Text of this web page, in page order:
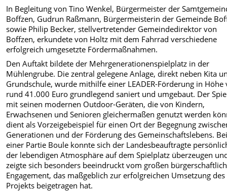
In Begleitung von Tino Wenkel, Bürgermeister der
Boffzen, Gudrun Raßmann, Bürgermeisterin der Gemeinde
sowie Philip Becker, stellvertretender Gemeindedirektor von
Boffzen, erkundete von Holtz mit dem Fahrrad verschiedene
erfolgreich umgesetzte Fördermaßnahmen.
Den Auftakt bildete der Mehrgenerationenspielplatz in der
Mühlengrube. Die zentral gelegene Anlage, direkt neben Kita
Grundschule, wurde mithilfe einer LEADER-Förderung in Höhe
rund 41.000 Euro grundlegend saniert und umgebaut. Der
mit seinen modernen Outdoor-Geräten, die von Kindern,
Erwachsenen und Senioren gleichermaßen genutzt werden
dient als Vorzeigebeispiel für einen Ort der Begegnung
Generationen und der Förderung des Gemeinschaftslebens.
einer Partie Boule konnte sich der Landesbeauftragte
der lebendigen Atmosphäre auf dem Spielplatz überzeugen
zeigte sich besonders beeindruckt vom großen
Engagement, das maßgeblich zur erfolgreichen Umsetzung des
Projekts beigetragen hat.